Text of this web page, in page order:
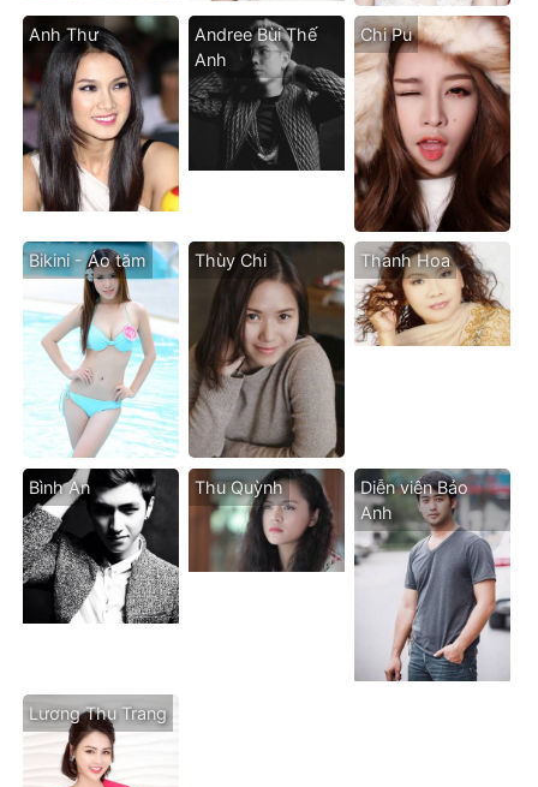
Anh Thư
Andree Bùi Thế
Anh
Chi Pu
Bikini - Áo tăm Thùy Chi Thanh Hoa
Bình An Thu Quỳnh
Diễn viên Bảo
Anh
Lương Thu Trang